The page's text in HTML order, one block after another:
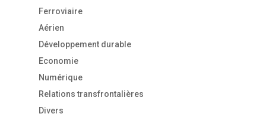
Ferroviaire
Aérien
Développement durable
Economie
Numérique
Relations transfrontalières
Divers